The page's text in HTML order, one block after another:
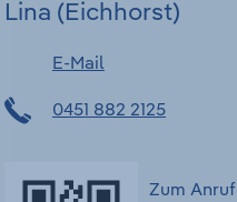
Lina (Eichhorst)
E-Mail
0451 882 2125
Zum